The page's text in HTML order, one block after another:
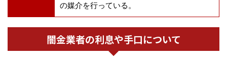
の媒介を行っている。
闇金業者の利息や手口について